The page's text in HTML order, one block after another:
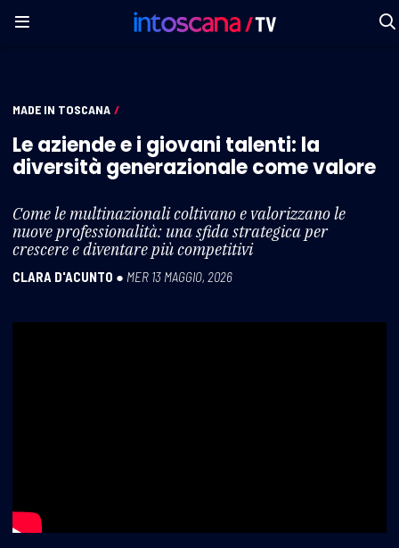
MADE IN TOSCANA /
Le aziende e i giovani talenti: la
diversità generazionale come valore
Come le multinazionali coltivano e valorizzano le
nuove professionalità: una sfida strategica per
crescere e diventare più competitivi
CLARA D'ACUNTO ● MER 13 MAGGIO, 2026